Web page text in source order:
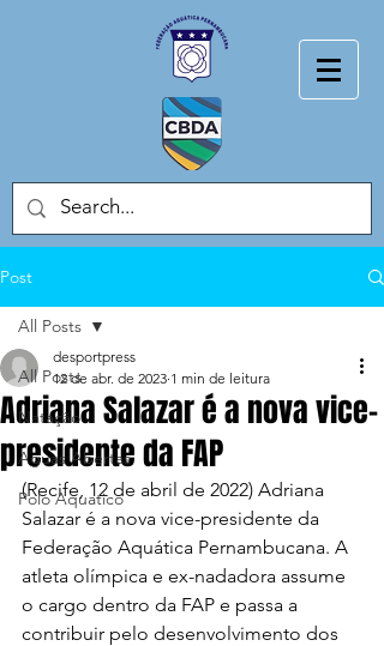
Post
All Posts
Natação
Aguas Abertas
Polo Aquatico
All Posts
Adriana Salazar é a nova vice-
presidente da FAP
desportpress
12 de abr. de 2023 1 min de leitura
(Recife, 12 de abril de 2022) Adriana
Salazar é a nova vice-presidente da
Federação Aquática Pernambucana. A
atleta olímpica e ex-nadadora assume
o cargo dentro da FAP e passa a
contribuir pelo desenvolvimento dos